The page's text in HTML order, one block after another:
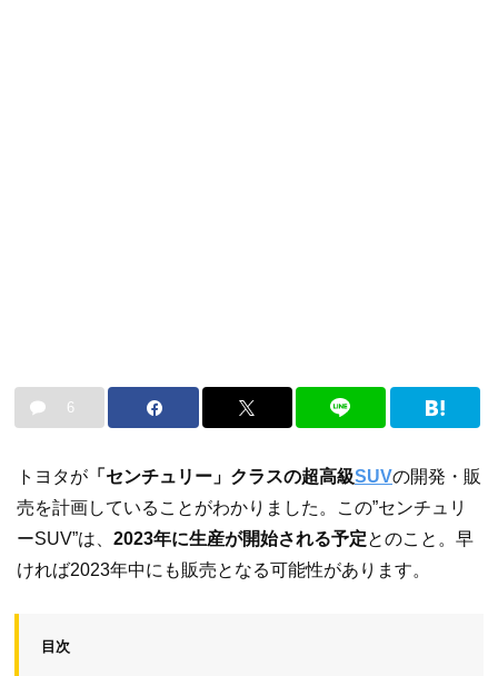
6
トヨタが 「センチュリー」クラスの超高級SUVの開発・販
売を計画していることがわかりました。この”センチュリ
ーSUV”は、 2023年に生産が開始される予定とのこと。早
ければ2023年中にも販売となる可能性があります。
目次